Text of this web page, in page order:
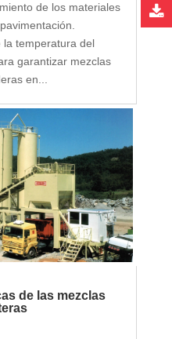
de los materiales
la temperatura del
garantizar mezclas
en...
de las mezclas